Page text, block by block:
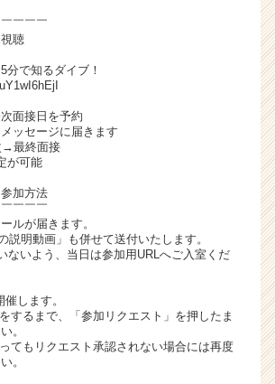
チ
ア
ャ
ア
（C
h
e
C
a
e
￣￣￣
聴
で知るダイブ！
面接日を予約
ッセージに届きます
→最終面接
が可能
加方法
￣￣￣
ルが届きます。
説明動画」も併せて送付いたします。
ないよう、当日は参加用URLへご入室くだ
します。
するまで、「参加リクエスト」を押したま
。
てもリクエスト承認されない場合には再度
。